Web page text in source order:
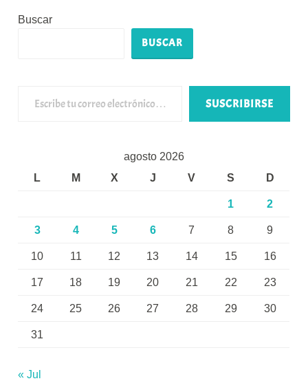
Buscar
BUSCAR
SUSCRIBIRSE
agosto 2026
L
M X J V S D
1 2
3 4 5 6 7 8 9
10 11 12 13 14 15 16
17 18 19 20 21 22 23
24 25 26 27 28 29 30
31
« Jul